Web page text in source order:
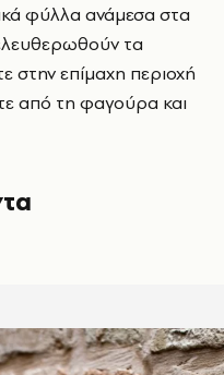
φύλλα ανάμεσα στα
τα
στην επίμαχη περιοχή
από τη φαγούρα και